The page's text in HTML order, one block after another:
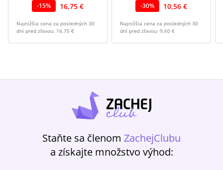
-15% 16,75 €
Najnižšia cena za posledných 30
dní pred zľavou: 16,75 €
-30% 10,56 €
Najnižšia cena za posledných 30
dní pred zľavou: 9,60 €
Staňte sa členom ZachejClubu
a získajte množstvo výhod: